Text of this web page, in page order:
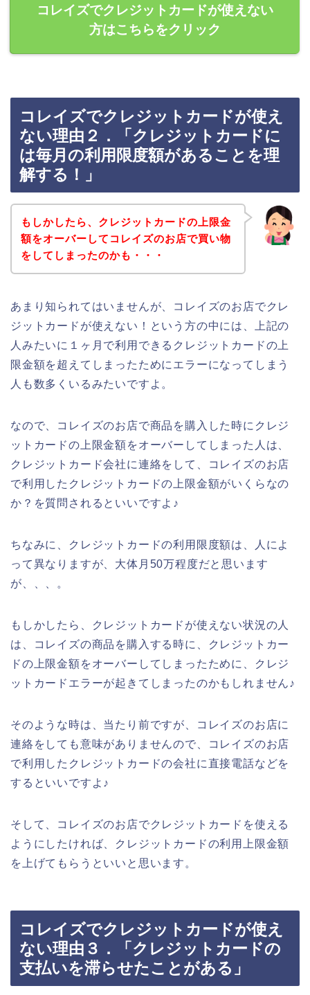
コレイズでクレジットカードが使えない
方はこちらをクリック
コレイズでクレジットカードが使え
ない理由２．「クレジットカードに
は毎月の利用限度額があることを理
解する！」
もしかしたら、クレジットカードの上限金
額をオーバーしてコレイズのお店で買い物
をしてしまったのかも・・・
あまり知られてはいませんが、コレイズのお店でクレ
ジットカードが使えない！という方の中には、上記の
人みたいに１ヶ月で利用できるクレジットカードの上
限金額を超えてしまったためにエラーになってしまう
人も数多くいるみたいですよ。
なので、コレイズのお店で商品を購入した時にクレジ
ットカードの上限金額をオーバーしてしまった人は、
クレジットカード会社に連絡をして、コレイズのお店
で利用したクレジットカードの上限金額がいくらなの
か？を質問されるといいですよ♪
ちなみに、クレジットカードの利用限度額は、人によ
って異なりますが、大体月50万程度だと思います
が、、、。
もしかしたら、クレジットカードが使えない状況の人
は、コレイズの商品を購入する時に、クレジットカー
ドの上限金額をオーバーしてしまったために、クレジ
ットカードエラーが起きてしまったのかもしれません♪
そのような時は、当たり前ですが、コレイズのお店に
連絡をしても意味がありませんので、コレイズのお店
で利用したクレジットカードの会社に直接電話などを
するといいですよ♪
そして、コレイズのお店でクレジットカードを使える
ようにしたければ、クレジットカードの利用上限金額
を上げてもらうといいと思います。
コレイズでクレジットカードが使え
ない理由３．「クレジットカードの
支払いを滞らせたことがある」